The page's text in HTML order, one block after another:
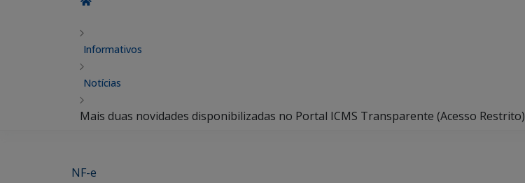
Informativos
Notícias
Mais duas novidades disponibilizadas no Portal ICMS Transparente (Acesso Restrito)
NF-e